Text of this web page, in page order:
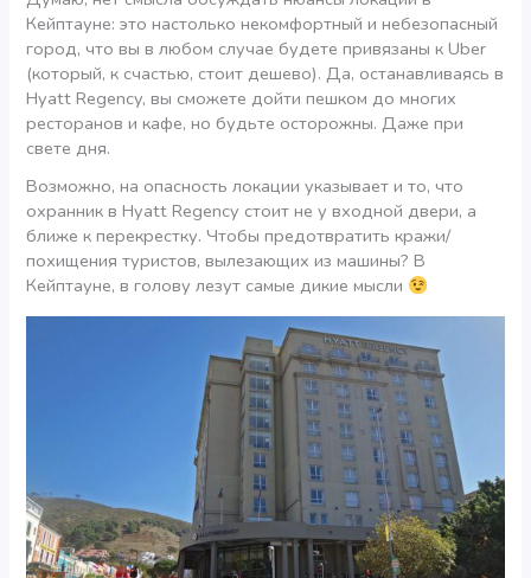
Кейптауне: это настолько некомфортный и небезопасный
город, что вы в любом случае будете привязаны к Uber
(который, к счастью, стоит дешево). Да, останавливаясь в
Hyatt Regency, вы сможете дойти пешком до многих
ресторанов и кафе, но будьте осторожны. Даже при
свете дня.
Возможно, на опасность локации указывает и то, что
охранник в Hyatt Regency стоит не у входной двери, а
ближе к перекрестку. Чтобы предотвратить кражи/
похищения туристов, вылезающих из машины? В
Кейптауне, в голову лезут самые дикие мысли